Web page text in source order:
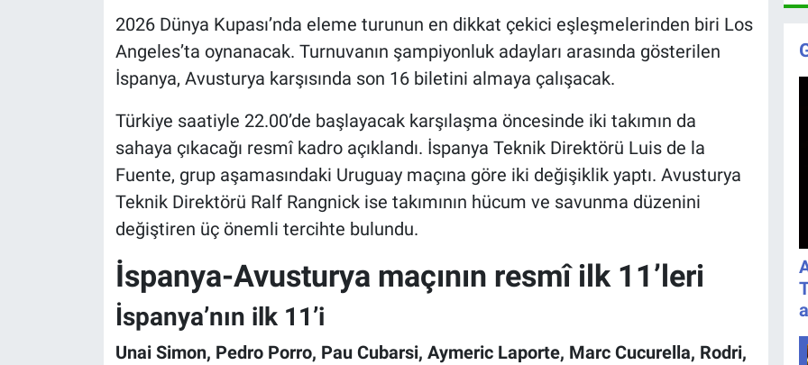
2026 Dünya Kupası’nda eleme turunun en dikkat çekici eşleşmelerinden biri Los
Angeles’ta oynanacak. Turnuvanın şampiyonluk adayları arasında gösterilen
İspanya, Avusturya karşısında son 16 biletini almaya çalışacak.
Türkiye saatiyle 22.00’de başlayacak karşılaşma öncesinde iki takımın da
sahaya çıkacağı resmî kadro açıklandı. İspanya Teknik Direktörü Luis de la
Fuente, grup aşamasındaki Uruguay maçına göre iki değişiklik yaptı. Avusturya
Teknik Direktörü Ralf Rangnick ise takımının hücum ve savunma düzenini
değiştiren üç önemli tercihte bulundu.
İspanya-Avusturya maçının resmî ilk 11’leri
İspanya’nın ilk 11’i
Unai Simon, Pedro Porro, Pau Cubarsi, Aymeric Laporte, Marc Cucurella, Rodri,